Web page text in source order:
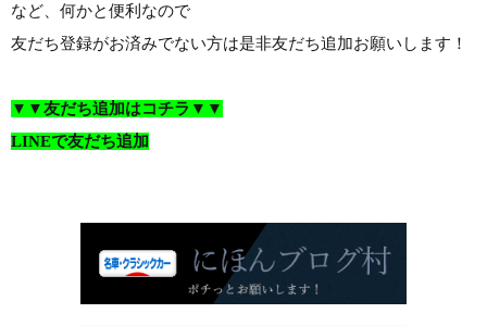
など、何かと便利なので
友だち登録がお済みでない方は是非友だち追加お願いします！
▼▼友だち追加はコチラ▼▼
LINEで友だち追加